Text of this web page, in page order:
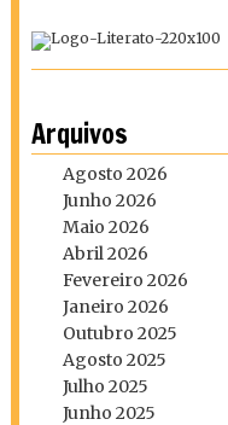
Arquivos
Agosto 2026
Junho 2026
Maio 2026
Abril 2026
Fevereiro 2026
Janeiro 2026
Outubro 2025
Agosto 2025
Julho 2025
Junho 2025